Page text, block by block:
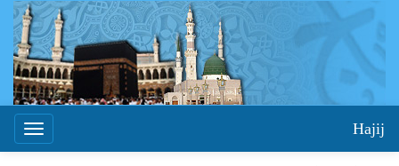
Toggle
Hajij